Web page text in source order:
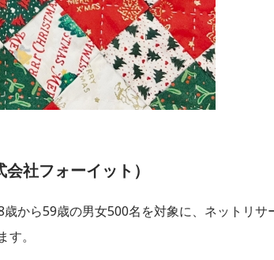
社フォーイット）
から59歳の男女500名を対象に、ネットリサ
。